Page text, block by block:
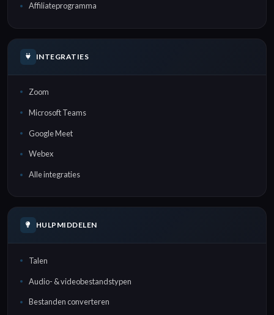
Affiliateprogramma
INTEGRATIES
Zoom
Microsoft Teams
Google Meet
Webex
Alle integraties
HULPMIDDELEN
Talen
Audio- & videobestandstypen
Bestanden converteren